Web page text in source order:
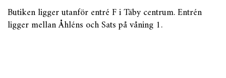
Butiken ligger utanför entré F i Täby centrum. Entrén
ligger mellan Åhléns och Sats på våning 1.